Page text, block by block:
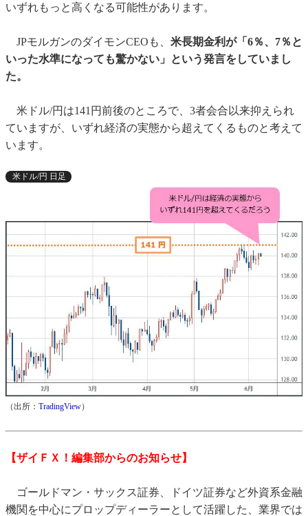
いずれもっと高くなる可能性があります。
JPモルガンのダイモンCEOも、 米長期金利が「6％、7％と
いった水準になっても驚かない」という発言をしていまし
た。
米ドル/円は141円前後のところで、3者会合以来抑えられ
ていますが、いずれ経済の実態から超えてくるものと考えて
います。
米ドル/円 日足
（出所： TradingView）
【ザイＦＸ！編集部からのお知らせ】
ゴールドマン・サックス証券、ドイツ証券など外資系金融
機関を中心にプロップディーラーとして活躍した、業界では